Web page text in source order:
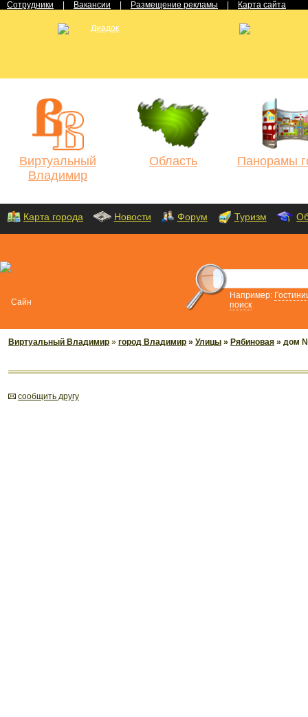
Сотрудники Вакансии Размещение рекламы Карта сайта
Виртуальный
Владимир
Область Панорамы
Карта города Новости Форум Туризм
Например:
поиск
Виртуальный Владимир » город Владимир » Улицы » Рябиновая » дом
cообщить другу